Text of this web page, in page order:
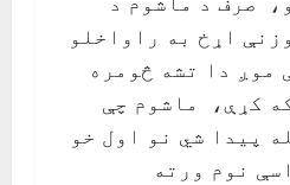
اړخ به راواخلو
موږ دا تشه څومره
کړې، ماشوم چې
پيدا شي نو اول خو
نوم ورته